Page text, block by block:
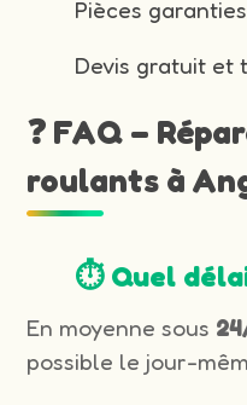
Pièces
Devis gratuit et
❓ FAQ –
roulants à
⏱️ Quel
En moyenne sous
possible le jour-